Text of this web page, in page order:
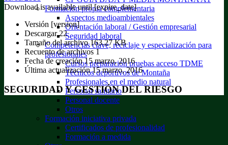
Formación propia complementaria
Aspectos medioambientales
Orientación laboral / Gestión empresarial
Seguridad laboral
Competencias clave, reciclaje y especialización para
profesionales
Cursos preparación pruebas acceso TDME
Técnicos deportivos de Montaña
Profesionales en el medio natural
Personal sanitario
Personal docente
Otros
Formación iniciativa privada
Certificados de profesionalidad
Formación a medida
Download is available until [expire_date]
Versión [version]
Descargar22
Tamaño del archivo163.27 KB
Recuento de archivos1
Fecha de creación15 marzo, 2016
Última actualización15 marzo, 2016
SEGURIDAD Y GESTIÓN DEL RIESGO